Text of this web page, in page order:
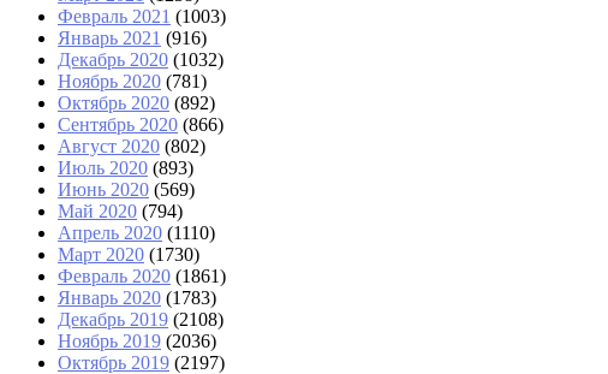
Февраль 2021 (1003)
Январь 2021 (916)
Декабрь 2020 (1032)
Ноябрь 2020 (781)
Октябрь 2020 (892)
Сентябрь 2020 (866)
Август 2020 (802)
Июль 2020 (893)
Июнь 2020 (569)
Май 2020 (794)
Апрель 2020 (1110)
Март 2020 (1730)
Февраль 2020 (1861)
Январь 2020 (1783)
Декабрь 2019 (2108)
Ноябрь 2019 (2036)
Октябрь 2019 (2197)